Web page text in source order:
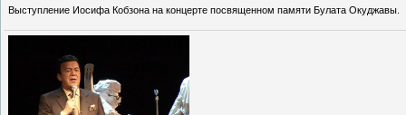
Выступление Иосифа Кобзона на концерте посвященном памяти Булата Окуджавы.